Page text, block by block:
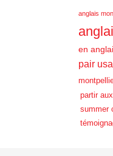
anglais
en
pair usa
partir
summer